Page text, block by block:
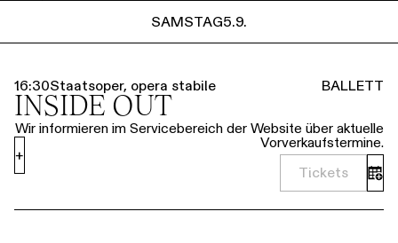
Führungen Jobs
SAMSTAG5.9.
SAMSTAG5.9.
16:30Staatsoper, opera stabile BALLETT
INSIDE OUT
Wir informieren im Servicebereich der Website über aktuelle
Vorverkaufstermine.
Tickets
+